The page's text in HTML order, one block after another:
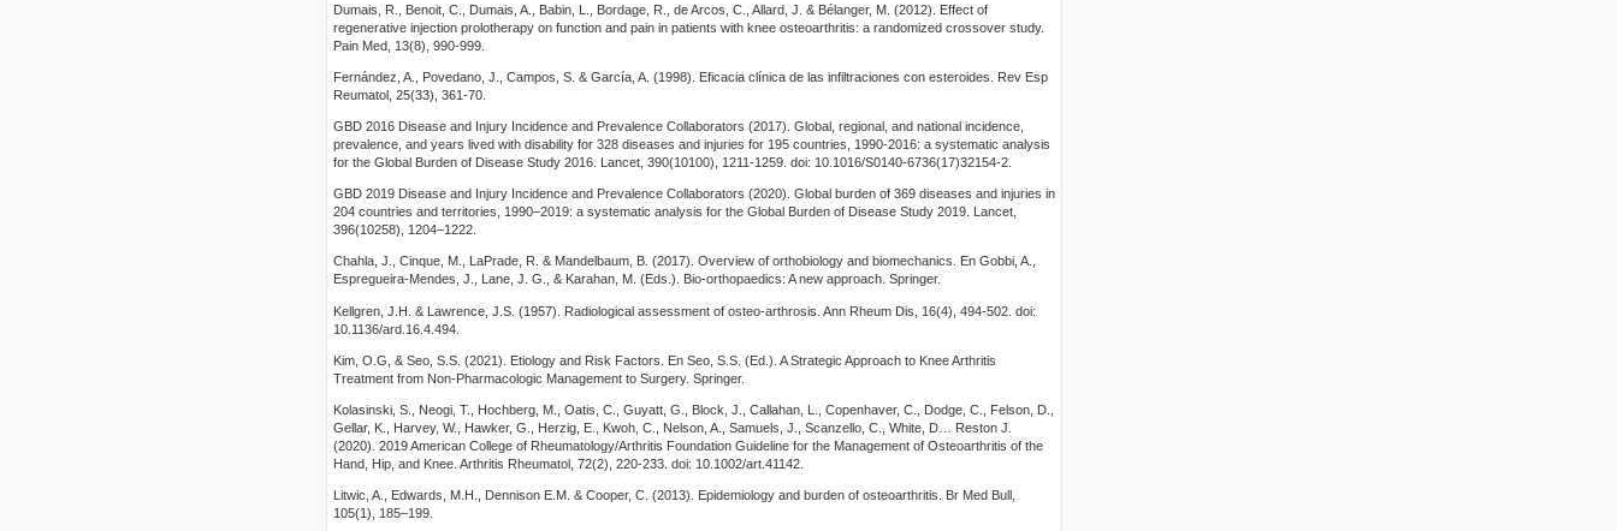
Dumais, R., Benoit, C., Dumais, A., Babin, L., Bordage, R., de Arcos, C., Allard, J. & Bélanger, M. (2012). Effect of
regenerative injection prolotherapy on function and pain in patients with knee osteoarthritis: a randomized crossover study.
Pain Med, 13(8), 990-999.
Fernández, A., Povedano, J., Campos, S. & García, A. (1998). Eficacia clínica de las infiltraciones con esteroides. Rev Esp
Reumatol, 25(33), 361-70.
GBD 2016 Disease and Injury Incidence and Prevalence Collaborators (2017). Global, regional, and national incidence,
prevalence, and years lived with disability for 328 diseases and injuries for 195 countries, 1990-2016: a systematic analysis
for the Global Burden of Disease Study 2016. Lancet, 390(10100), 1211-1259. doi: 10.1016/S0140-6736(17)32154-2.
GBD 2019 Disease and Injury Incidence and Prevalence Collaborators (2020). Global burden of 369 diseases and injuries in
204 countries and territories, 1990–2019: a systematic analysis for the Global Burden of Disease Study 2019. Lancet,
396(10258), 1204–1222.
Chahla, J., Cinque, M., LaPrade, R. & Mandelbaum, B. (2017). Overview of orthobiology and biomechanics. En Gobbi, A.,
Espregueira-Mendes, J., Lane, J. G., & Karahan, M. (Eds.). Bio-orthopaedics: A new approach. Springer.
Kellgren, J.H. & Lawrence, J.S. (1957). Radiological assessment of osteo-arthrosis. Ann Rheum Dis, 16(4), 494-502. doi:
10.1136/ard.16.4.494.
Kim, O.G, & Seo, S.S. (2021). Etiology and Risk Factors. En Seo, S.S. (Ed.). A Strategic Approach to Knee Arthritis
Treatment from Non-Pharmacologic Management to Surgery. Springer.
Kolasinski, S., Neogi, T., Hochberg, M., Oatis, C., Guyatt, G., Block, J., Callahan, L., Copenhaver, C., Dodge, C., Felson, D.,
Gellar, K., Harvey, W., Hawker, G., Herzig, E., Kwoh, C., Nelson, A., Samuels, J., Scanzello, C., White, D… Reston J.
(2020). 2019 American College of Rheumatology/Arthritis Foundation Guideline for the Management of Osteoarthritis of the
Hand, Hip, and Knee. Arthritis Rheumatol, 72(2), 220-233. doi: 10.1002/art.41142.
Litwic, A., Edwards, M.H., Dennison E.M. & Cooper, C. (2013). Epidemiology and burden of osteoarthritis. Br Med Bull,
105(1), 185–199.